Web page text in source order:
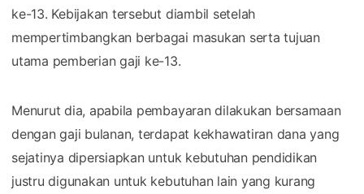
ke-13. Kebijakan tersebut diambil setelah
mempertimbangkan berbagai masukan serta tujuan
utama pemberian gaji ke-13.
Menurut dia, apabila pembayaran dilakukan bersamaan
dengan gaji bulanan, terdapat kekhawatiran dana yang
sejatinya dipersiapkan untuk kebutuhan pendidikan
justru digunakan untuk kebutuhan lain yang kurang